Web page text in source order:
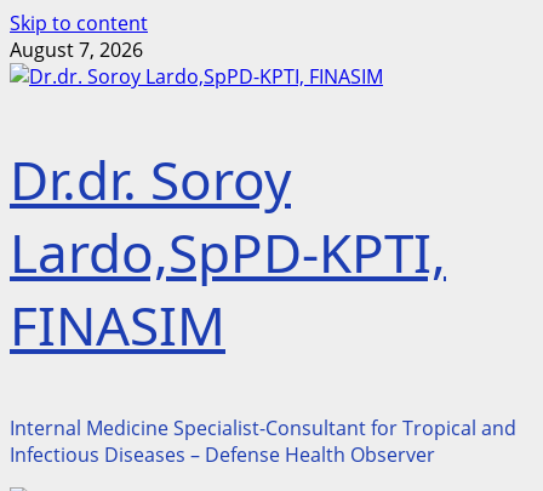
Skip to content
August 7, 2026
Dr.dr. Soroy
Lardo,SpPD-KPTI,
FINASIM
Internal Medicine Specialist-Consultant for Tropical and
Infectious Diseases – Defense Health Observer